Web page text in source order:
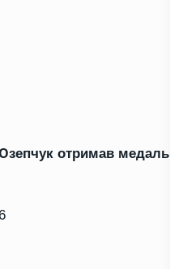
отримав медаль